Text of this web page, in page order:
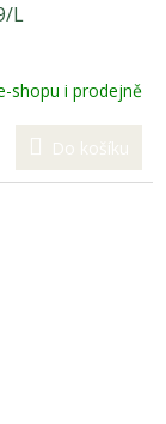
L
shopu i prodejně
Do košíku